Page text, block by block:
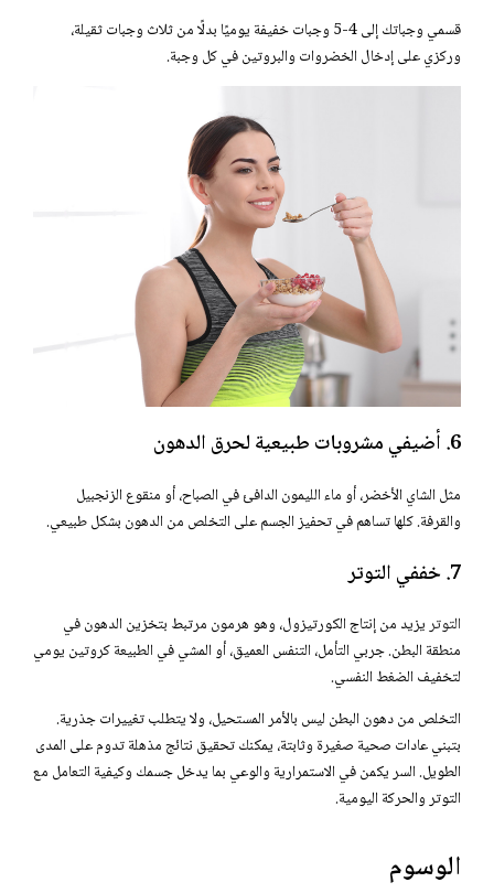
قسمي وجباتك إلى 4-5 وجبات خفيفة يوميًا بدلًا من ثلاث وجبات ثقيلة،
وركزي على إدخال الخضروات والبروتين في كل وجبة.
6. أضيفي مشروبات طبيعية لحرق الدهون
مثل الشاي الأخضر، أو ماء الليمون الدافئ في الصباح، أو منقوع الزنجبيل
والقرفة. كلها تساهم في تحفيز الجسم على التخلص من الدهون بشكل طبيعي.
7. خففي التوتر
التوتريزيد من إنتاج الكورتيزول، وهو هرمون مرتبط بتخزين الدهون في
منطقة البطن. جربي التأمل، التنفس العميق، أو المشي في الطبيعة كروتين يومي
لتخفيف الضغط النفسي.
التخلص من دهون البطن ليس بالأمر المستحيل، ولا يتطلب تغييرات جذرية.
بتبني عادات صحية صغيرة وثابتة، يمكنك تحقيق نتائج مذهلة تدوم على المدى
الطويل. السر يكمن في الاستمرارية والوعي بما يدخل جسمك وكيفية التعامل مع
التوتر والحركة اليومية.
الوسوم